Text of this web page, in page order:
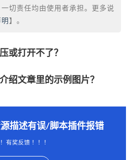
切责任均由使用者承担。更多说
】。
或打开不了？
绍文章里的示例图片？
描述有误/脚本插件报错
有奖反馈 ！！！